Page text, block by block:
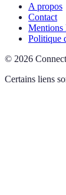
A propos
Contact
Mentions
Politique
© 2026
Certains liens